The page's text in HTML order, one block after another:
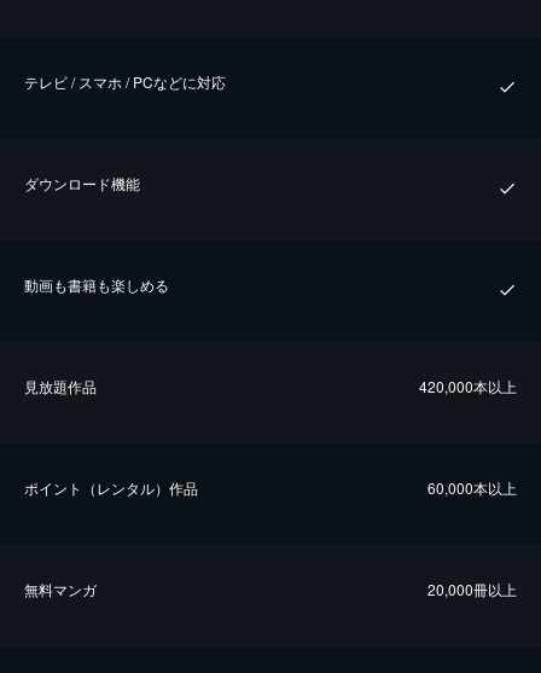
テレビ / スマホ / PCなどに対応
ダウンロード機能
動画も書籍も楽しめる
⾒放題作品 420,000本以上
ポイント（レンタル）作品 60,000本以上
無料マンガ 20,000冊以上